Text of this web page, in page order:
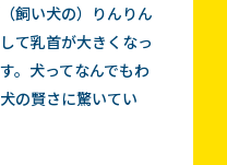
飼い犬の）りんりん
て乳首が大きくなっ
。犬ってなんでもわ
の賢さに驚いてい